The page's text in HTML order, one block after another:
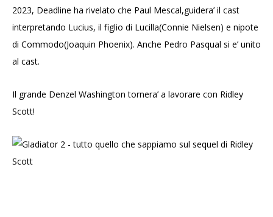
2023, Deadline ha rivelato che Paul Mescal,guidera’ il cast
interpretando Lucius, il figlio di Lucilla(Connie Nielsen) e nipote
di Commodo(Joaquin Phoenix). Anche Pedro Pasqual si e’ unito
al cast.
Il grande Denzel Washington tornera’ a lavorare con Ridley
Scott!